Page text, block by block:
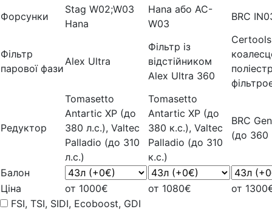
Форсунки
Stag W02;W03
Hana
Hana або AC-
W03
BRC
Фільтр
парової фази
Alex Ultra
Фільтр із
відстійником
Alex Ultra 360
Certools
Редуктор
Tomasetto
Antartic XP (до
380 л.с.), Valtec
Palladio (до 310
л.с.)
Tomasetto
Antartic XP (до
380 к.с.), Valtec
Palladio (до 310
к.с.)
BRC
(до 360
Балон
Ціна
от 1000€ от 1080€
от
FSI, TSI, SIDI, Ecoboost, GDI